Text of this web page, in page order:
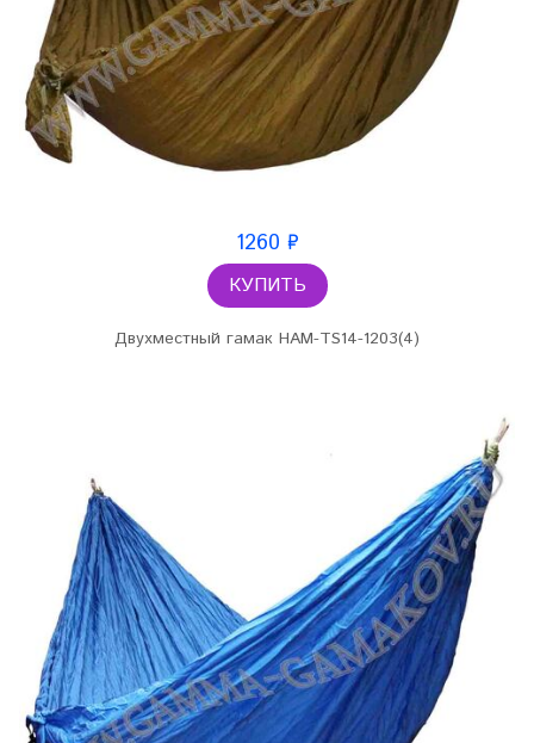
1260 ₽
КУПИТЬ
Двухместный гамак HAM-TS14-1203(4)